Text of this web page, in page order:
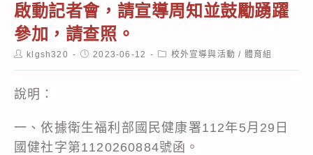
啟動記者會，請宣導周知並鼓勵踴躍
參加，請查照。
Postklgsh320
Post2023-06-12
Post校外宣導與活動 / 體育組
說明：
一、依據衛生福利部國民健康署112年5月29日
國健社字第1120260884號函。